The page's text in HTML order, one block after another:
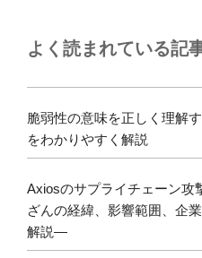
よく読まれている記
脆弱性の意味を正しく理解
をわかりやすく解説
Axiosのサプライチェーン
ざんの経緯、影響範囲、企
解説―